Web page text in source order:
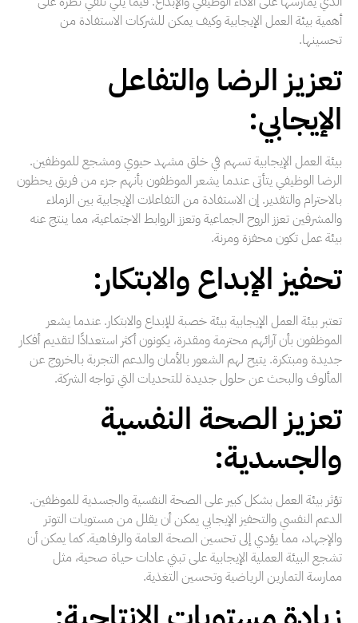
أهمية بيئة العمل الإيجابية وكيف يمكن للشركات الاستفادة من
تحسينها.
تعزيز الرضا والتفاعل
الإيجابي:
بيئة العمل الإيجابية تسهم في خلق مشهد حيوي ومشجع للموظفين.
الرضا الوظيفي يتأتى عندما يشعر الموظفون بأنهم جزء من فريق يحظون
بالاحترام والتقدير. إن الاستفادة من التفاعلات الإيجابية بين الزملاء
والمشرفين تعزز الروح الجماعية وتعزز الروابط الاجتماعية، مما ينتج عنه
بيئة عمل تكون محفزة ومرنة.
تحفيز الإبداع والابتكار:
تعتبر بيئة العمل الإيجابية بيئة خصبة للإبداع والابتكار. عندما يشعر
الموظفون بأن آرائهم محترمة ومقدرة، يكونون أكثر استعدادًا لتقديم أفكار
جديدة ومبتكرة. يتيح لهم الشعور بالأمان والدعم التجربة بالخروج عن
المألوف والبحث عن حلول جديدة للتحديات التي تواجه الشركة.
تعزيز الصحة النفسية
والجسدية:
تؤثر بيئة العمل بشكل كبير على الصحة النفسية والجسدية للموظفين.
الدعم النفسي والتحفيز الإيجابي يمكن أن يقلل من مستويات التوتر
والإجهاد، مما يؤدي إلى تحسين الصحة العامة والرفاهية. كما يمكن أن
تشجع البيئة العملية الإيجابية على تبني عادات حياة صحية، مثل
ممارسة التمارين الرياضية وتحسين التغذية.